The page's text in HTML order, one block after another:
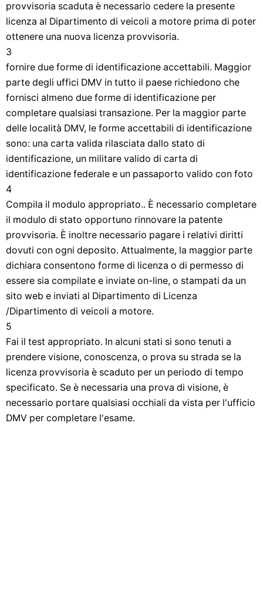
provvisoria scaduta è necessario cedere la presente
licenza al Dipartimento di veicoli a motore prima di poter
ottenere una nuova licenza provvisoria.
3
fornire due forme di identificazione accettabili. Maggior
parte degli uffici DMV in tutto il paese richiedono che
fornisci almeno due forme di identificazione per
completare qualsiasi transazione. Per la maggior parte
delle località DMV, le forme accettabili di identificazione
sono: una carta valida rilasciata dallo stato di
identificazione, un militare valido di carta di
identificazione federale e un passaporto valido con foto
4
Compila il modulo appropriato.. È necessario completare
il modulo di stato opportuno rinnovare la patente
provvisoria. È inoltre necessario pagare i relativi diritti
dovuti con ogni deposito. Attualmente, la maggior parte
dichiara consentono forme di licenza o di permesso di
essere sia compilate e inviate on-line, o stampati da un
sito web e inviati al Dipartimento di Licenza
/Dipartimento di veicoli a motore.
5
Fai il test appropriato. In alcuni stati si sono tenuti a
prendere visione, conoscenza, o prova su strada se la
licenza provvisoria è scaduto per un periodo di tempo
specificato. Se è necessaria una prova di visione, è
necessario portare qualsiasi occhiali da vista per l'ufficio
DMV per completare l'esame.